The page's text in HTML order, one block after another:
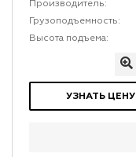
Производитель:
Грузоподъемность:
Высота подъема:
УЗНАТЬ ЦЕНУ